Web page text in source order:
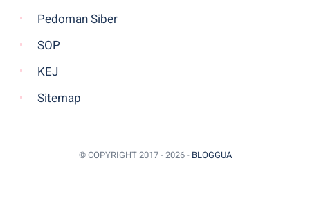
Pedoman Siber
SOP
KEJ
Sitemap
© COPYRIGHT 2017 - 2026 - BLOGGUA